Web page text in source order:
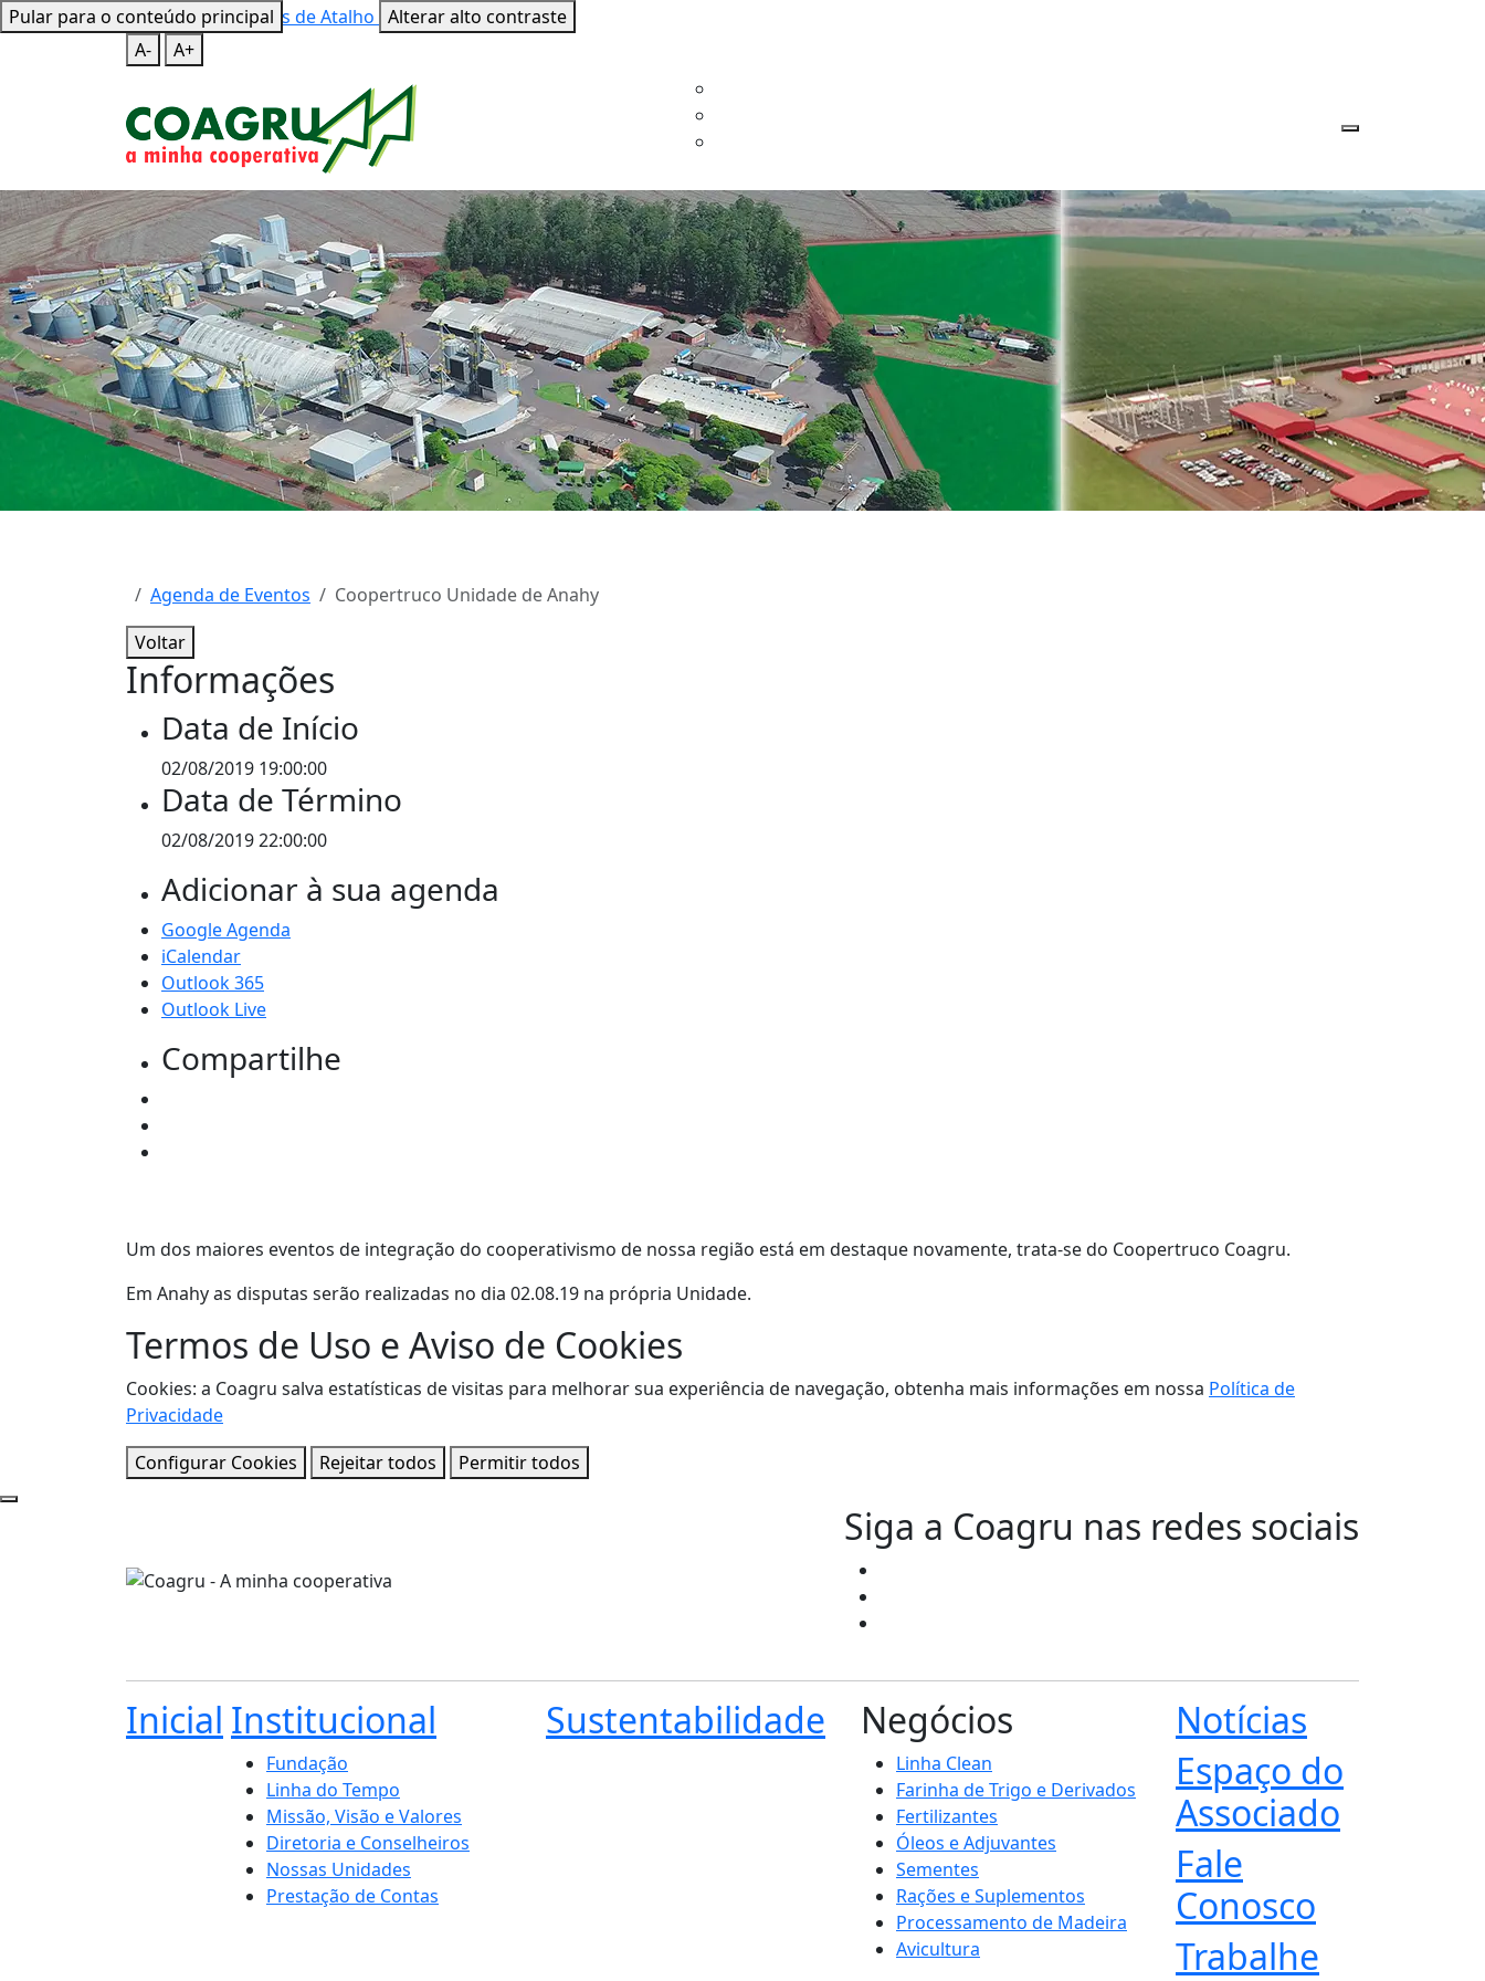
Pular para o conteúdo principal
Mapa do Site Teclas de Atalho Alterar alto contraste
A-
A+
Agenda de Eventos
Coopertruco Unidade de Anahy
Voltar
Informações
Data de Início
02/08/2019 19:00:00
Data de Término
02/08/2019 22:00:00
Adicionar à sua agenda
Google Agenda
iCalendar
Outlook 365
Outlook Live
Compartilhe
Um dos maiores eventos de integração do cooperativismo de nossa região está em destaque novamente, trata-se do Coopertruco Coagru.
Em Anahy as disputas serão realizadas no dia 02.08.19 na própria Unidade.
Termos de Uso e Aviso de Cookies
Cookies: a Coagru salva estatísticas de visitas para melhorar sua experiência de navegação, obtenha mais informações em nossa Política de
Privacidade
Configurar Cookies
Rejeitar todos Permitir todos
Siga a Coagru nas redes sociais
Inicial Institucional
Fundação
Linha do Tempo
Missão, Visão e Valores
Diretoria e Conselheiros
Nossas Unidades
Prestação de Contas
Sustentabilidade Negócios
Linha Clean
Farinha de Trigo e Derivados
Fertilizantes
Óleos e Adjuvantes
Sementes
Rações e Suplementos
Processamento de Madeira
Avicultura
Notícias
Espaço do
Associado
Fale
Conosco
Trabalhe